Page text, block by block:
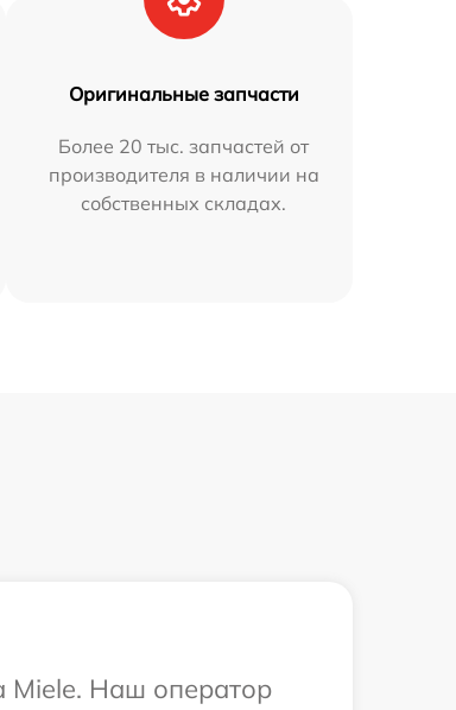
Оригинальные запчасти
Более 20 тыс. запчастей от
производителя в наличии на
собственных складах.
Miele. Наш оператор